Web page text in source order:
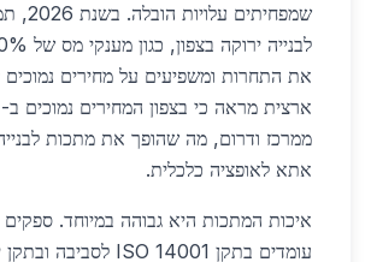
את התחרות ומשפיעים על מחירים נמוכים
ממרכז ודרום, מה שהופך את מתכות
אתא לאופציה כלכלית.
איכות המתכות היא גבוהה במיוחד. ספקים